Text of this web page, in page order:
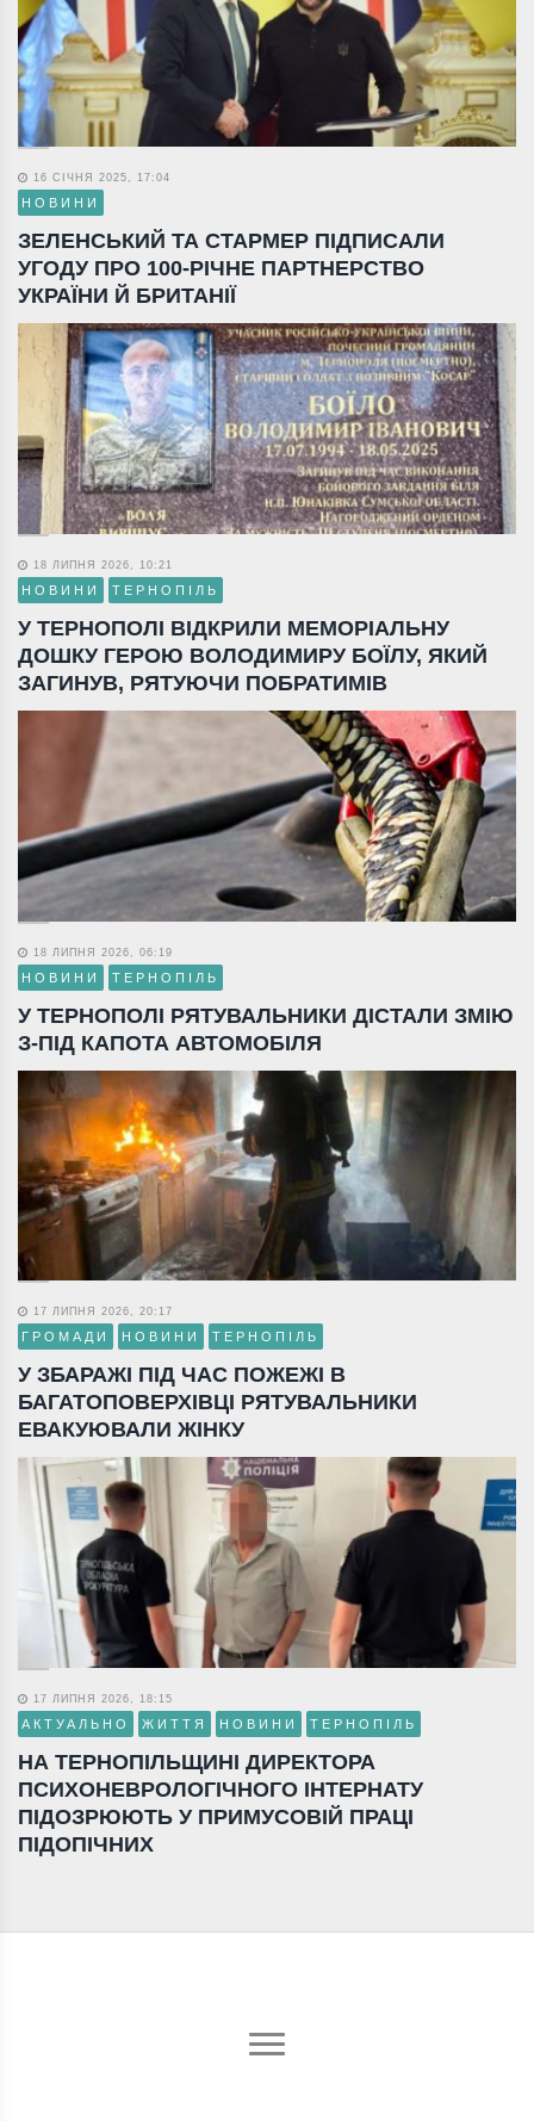
16 СІЧНЯ 2025, 17:04
НОВИНИ
ЗЕЛЕНСЬКИЙ ТА СТАРМЕР ПІДПИСАЛИ
УГОДУ ПРО 100-РІЧНЕ ПАРТНЕРСТВО
УКРАЇНИ Й БРИТАНІЇ
18 ЛИПНЯ 2026, 10:21
НОВИНИ ТЕРНОПІЛЬ
У ТЕРНОПОЛІ ВІДКРИЛИ МЕМОРІАЛЬНУ
ДОШКУ ГЕРОЮ ВОЛОДИМИРУ БОЇЛУ, ЯКИЙ
ЗАГИНУВ, РЯТУЮЧИ ПОБРАТИМІВ
18 ЛИПНЯ 2026, 06:19
НОВИНИ ТЕРНОПІЛЬ
У ТЕРНОПОЛІ РЯТУВАЛЬНИКИ ДІСТАЛИ ЗМІЮ
З-ПІД КАПОТА АВТОМОБІЛЯ
17 ЛИПНЯ 2026, 20:17
ГРОМАДИ НОВИНИ ТЕРНОПІЛЬ
У ЗБАРАЖІ ПІД ЧАС ПОЖЕЖІ В
БАГАТОПОВЕРХІВЦІ РЯТУВАЛЬНИКИ
ЕВАКУЮВАЛИ ЖІНКУ
17 ЛИПНЯ 2026, 18:15
АКТУАЛЬНО ЖИТТЯ НОВИНИ ТЕРНОПІЛЬ
НА ТЕРНОПІЛЬЩИНІ ДИРЕКТОРА
ПСИХОНЕВРОЛОГІЧНОГО ІНТЕРНАТУ
ПІДОЗРЮЮТЬ У ПРИМУСОВІЙ ПРАЦІ
ПІДОПІЧНИХ